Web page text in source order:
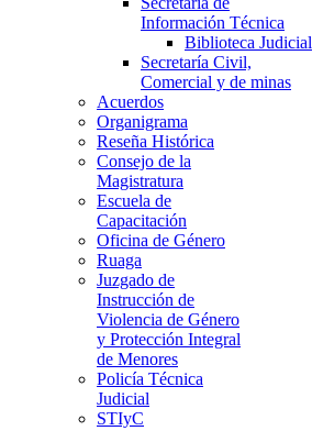
Información Técnica
Biblioteca Judicial
Secretaría Civil,
Comercial y de minas
Acuerdos
Organigrama
Reseña Histórica
Consejo de la
Magistratura
Escuela de
Capacitación
Oficina de Género
Ruaga
Juzgado de
Instrucción de
Violencia de Género
y Protección Integral
de Menores
Policía Técnica
Judicial
STIyC